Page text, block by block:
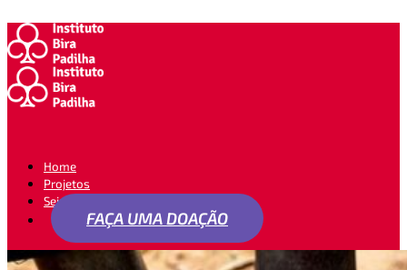
Home
Projetos
Seja um apoiador
FAÇA UMA DOAÇÃO